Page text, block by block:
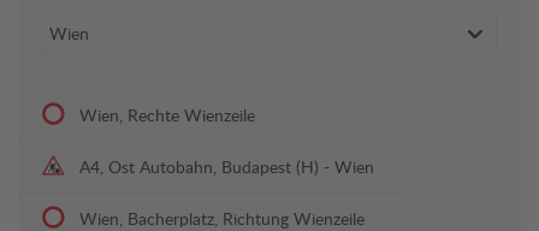
Wien, Rechte Wienzeile
A4, Ost Autobahn, Budapest (H) - Wien
Wien, Bacherplatz, Richtung Wienzeile